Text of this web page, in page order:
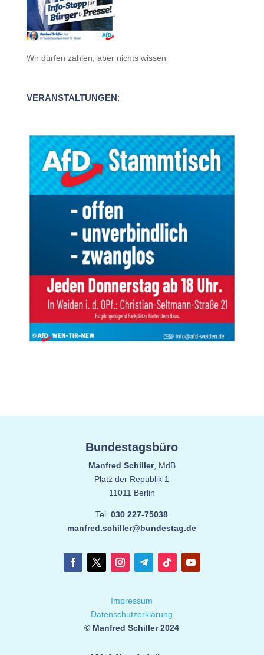
Wir dürfen zahlen, aber nichts wissen
VERANSTALTUNGEN:
Bundestagsbüro
Manfred Schiller, MdB
Platz der Republik 1
11011 Berlin
Tel.030 227-75038
manfred.schiller@bundestag.de
Impressum
Datenschutzerklärung
© Manfred Schiller 2024